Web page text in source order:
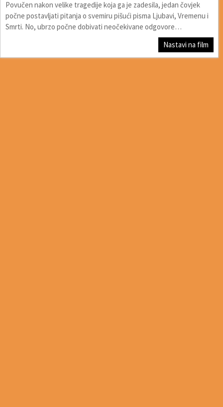
Povučen nakon velike tragedije koja ga je zadesila, jedan čovjek
počne postavljati pitanja o svemiru pišući pisma Ljubavi, Vremenu i
Smrti. No, ubrzo počne dobivati neočekivane odgovore…
Nastavi na film